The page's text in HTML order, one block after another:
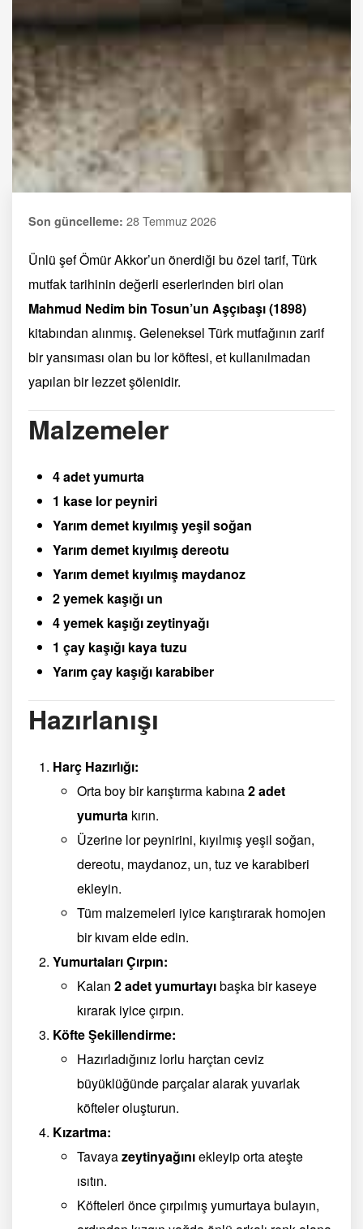
Son güncelleme: 28 Temmuz 2026
Ünlü şef Ömür Akkor’un önerdiği bu özel tarif, Türk
mutfak tarihinin değerli eserlerinden biri olan
Mahmud Nedim bin Tosun’un Aşçıbaşı (1898)
kitabından alınmış. Geleneksel Türk mutfağının zarif
bir yansıması olan bu lor köftesi, et kullanılmadan
yapılan bir lezzet şölenidir.
Malzemeler
4 adet yumurta
1 kase lor peyniri
Yarım demet kıyılmış yeşil soğan
Yarım demet kıyılmış dereotu
Yarım demet kıyılmış maydanoz
2 yemek kaşığı un
4 yemek kaşığı zeytinyağı
1 çay kaşığı kaya tuzu
Yarım çay kaşığı karabiber
Hazırlanışı
Harç Hazırlığı:
Orta boy bir karıştırma kabına2 adet
yumurta kırın.
Üzerine lor peynirini, kıyılmış yeşil soğan,
dereotu, maydanoz, un, tuz ve karabiberi
ekleyin.
Tüm malzemeleri iyice karıştırarak homojen
bir kıvam elde edin.
Yumurtaları Çırpın:
Kalan 2 adet yumurtayıbaşka bir kaseye
kırarak iyice çırpın.
Köfte Şekillendirme:
Hazırladığınız lorlu harçtan ceviz
büyüklüğünde parçalar alarak yuvarlak
köfteler oluşturun.
Kızartma:
Tavayazeytinyağınıekleyip orta ateşte
ısıtın.
Köfteleri önce çırpılmış yumurtaya bulayın,